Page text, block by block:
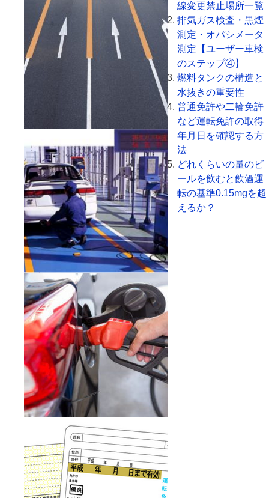
線変更禁止場所一覧
排気ガス検査・黒煙
測定・オパシメータ
測定【ユーザー車検
のステップ④】
燃料タンクの構造と
水抜きの重要性
普通免許や二輪免許
など運転免許の取得
年月日を確認する方
法
どれくらいの量のビ
ールを飲むと飲酒運
転の基準0.15mgを超
えるか？